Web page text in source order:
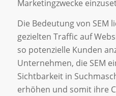
Marketingzwecke
Die Bedeutung von SEM
gezielten Traffic auf
so potenzielle Kunden
Unternehmen, die SEM
Sichtbarkeit in
erhöhen und somit ihre